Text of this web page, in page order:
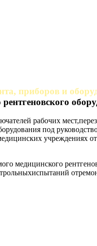
приборов и
рабочих
под
учреждениях
медицинского